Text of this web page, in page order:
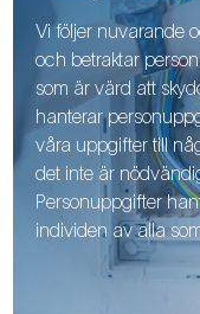
Vi följer nuvarande
och betraktar
som är värd att
hanterar
våra uppgifter till
det inte är
Personuppgifter
individen av alla